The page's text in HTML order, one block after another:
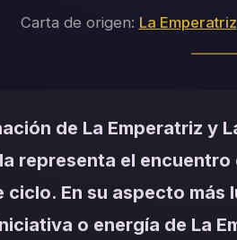
Carta de origen: La Emperatriz
de La Emperatriz y
representa el
ciclo. En su aspecto más
o energía de La